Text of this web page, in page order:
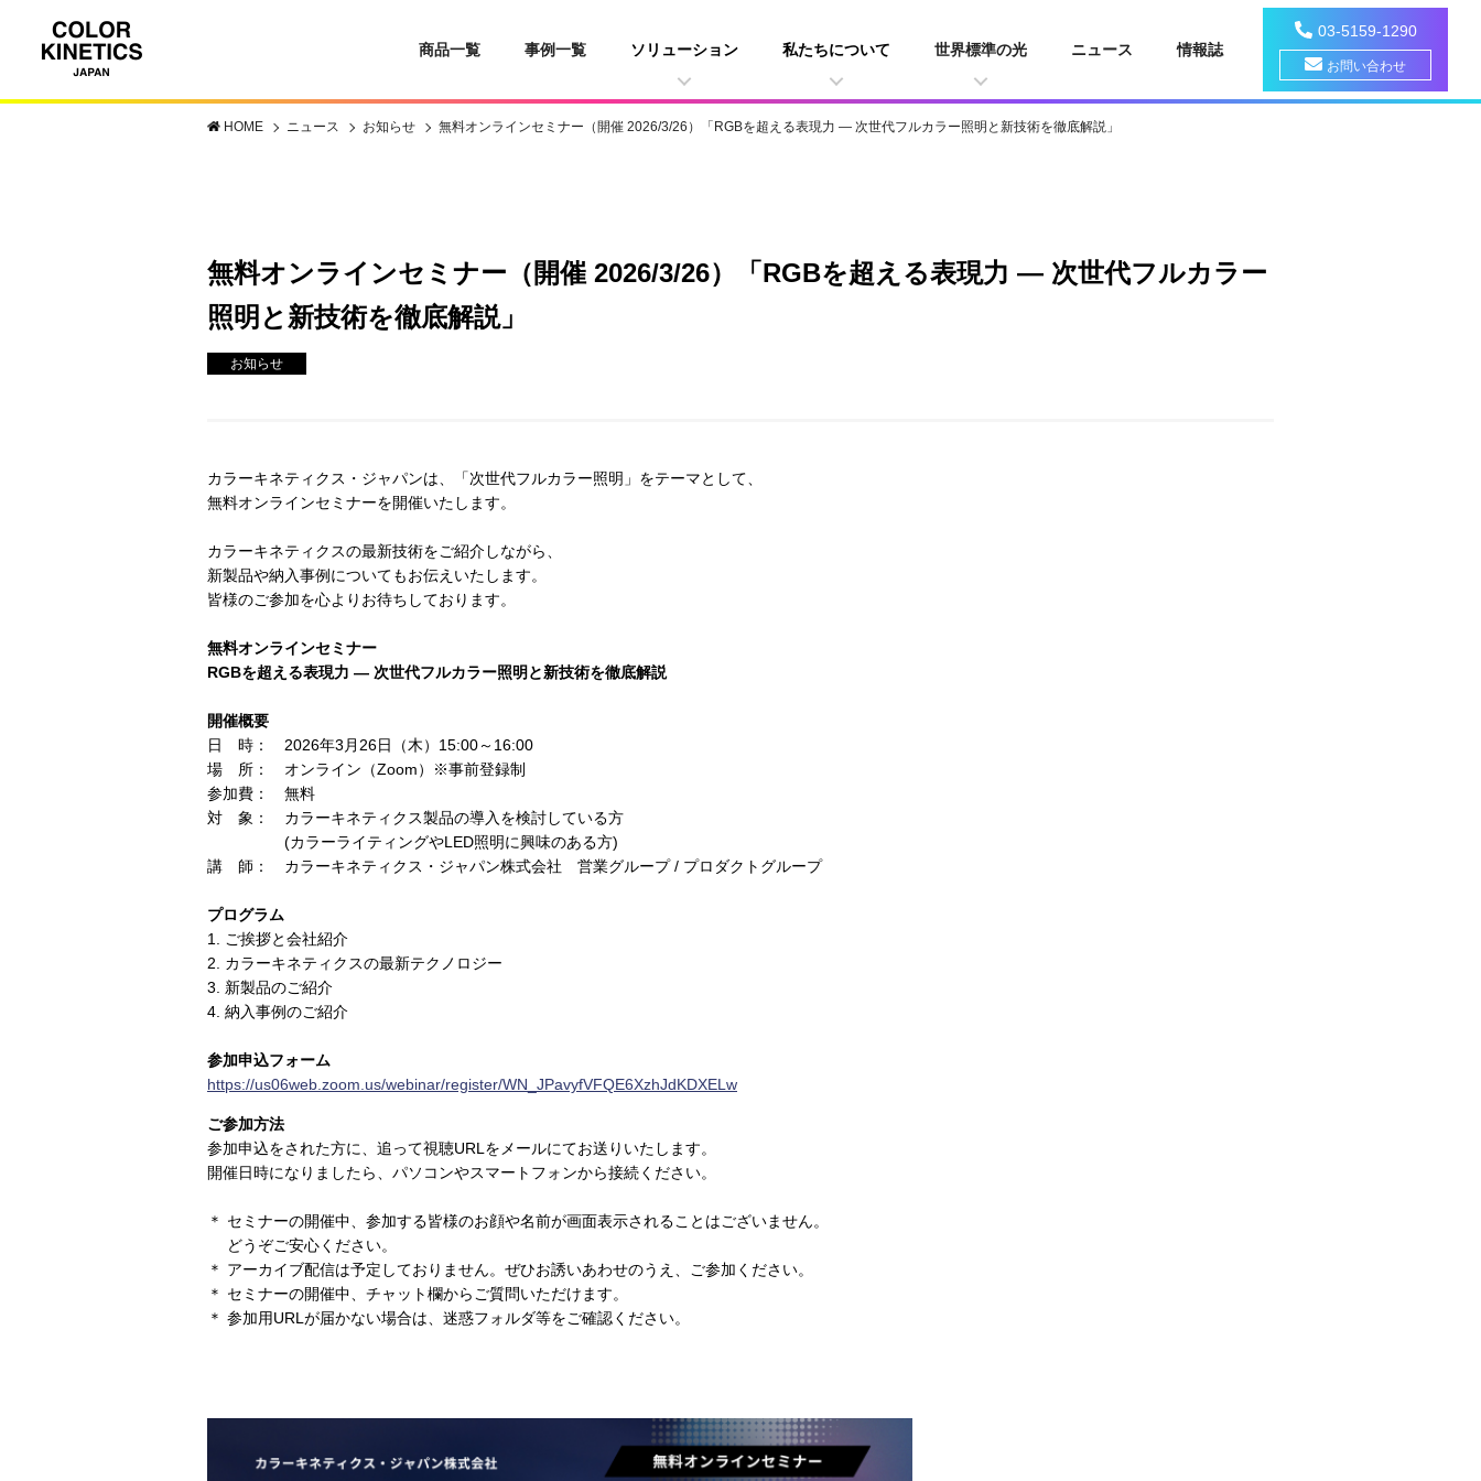
商品一覧 事例一覧 ソリューション 私たちについて 世界標準の光 ニュース 情報誌
03-5159-1290
お問い合わせ
HOME ニュース お知らせ 無料オンラインセミナー（開催 2026/3/26）「RGBを超える表現力 ― 次世代フルカラー照明と新技術を徹底解説」
無料オンラインセミナー（開催 2026/3/26）「RGBを超える表現力 ― 次世代フルカラー
照明と新技術を徹底解説」
お知らせ
カラーキネティクス・ジャパンは、「次世代フルカラー照明」をテーマとして、
無料オンラインセミナーを開催いたします。
カラーキネティクスの最新技術をご紹介しながら、
新製品や納入事例についてもお伝えいたします。
皆様のご参加を心よりお待ちしております。
無料オンラインセミナー
RGBを超える表現力 ― 次世代フルカラー照明と新技術を徹底解説
開催概要
日 時： 2026年3月26日（木）15:00～16:00
場 所： オンライン（Zoom）※事前登録制
参加費： 無料
対 象： カラーキネティクス製品の導入を検討している方
(カラーライティングやLED照明に興味のある方)
講 師： カラーキネティクス・ジャパン株式会社 営業グループ / プロダクトグループ
プログラム
1. ご挨拶と会社紹介
2. カラーキネティクスの最新テクノロジー
3. 新製品のご紹介
4. 納入事例のご紹介
参加申込フォーム
https://us06web.zoom.us/webinar/register/WN_JPavyfVFQE6XzhJdKDXELw
ご参加方法
参加申込をされた方に、追って視聴URLをメールにてお送りいたします。
開催日時になりましたら、パソコンやスマートフォンから接続ください。
＊ セミナーの開催中、参加する皆様のお顔や名前が画面表示されることはございません。
どうぞご安心ください。
＊ アーカイブ配信は予定しておりません。ぜひお誘いあわせのうえ、ご参加ください。
＊ セミナーの開催中、チャット欄からご質問いただけます。
＊ 参加用URLが届かない場合は、迷惑フォルダ等をご確認ください。